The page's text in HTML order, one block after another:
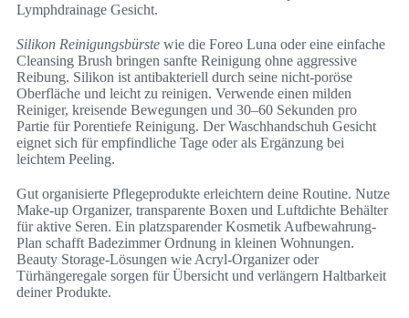
Lymphdrainage Gesicht.
Silikon Reinigungsbürste wie die Foreo Luna oder eine einfache
Cleansing Brush bringen sanfte Reinigung ohne aggressive
Reibung. Silikon ist antibakteriell durch seine nicht-poröse
Oberfläche und leicht zu reinigen. Verwende einen milden
Reiniger, kreisende Bewegungen und 30–60 Sekunden pro
Partie für Porentiefe Reinigung. Der Waschhandschuh Gesicht
eignet sich für empfindliche Tage oder als Ergänzung bei
leichtem Peeling.
Gut organisierte Pflegeprodukte erleichtern deine Routine. Nutze
Make-up Organizer, transparente Boxen und Luftdichte Behälter
für aktive Seren. Ein platzsparender Kosmetik Aufbewahrung-
Plan schafft Badezimmer Ordnung in kleinen Wohnungen.
Beauty Storage-Lösungen wie Acryl-Organizer oder
Türhängeregale sorgen für Übersicht und verlängern Haltbarkeit
deiner Produkte.